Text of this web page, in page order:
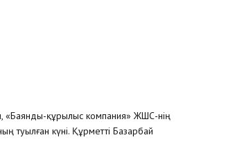
«Баянды-құрылыс компания» ЖШС-нің
туылған күні. Құрметті Базарбай